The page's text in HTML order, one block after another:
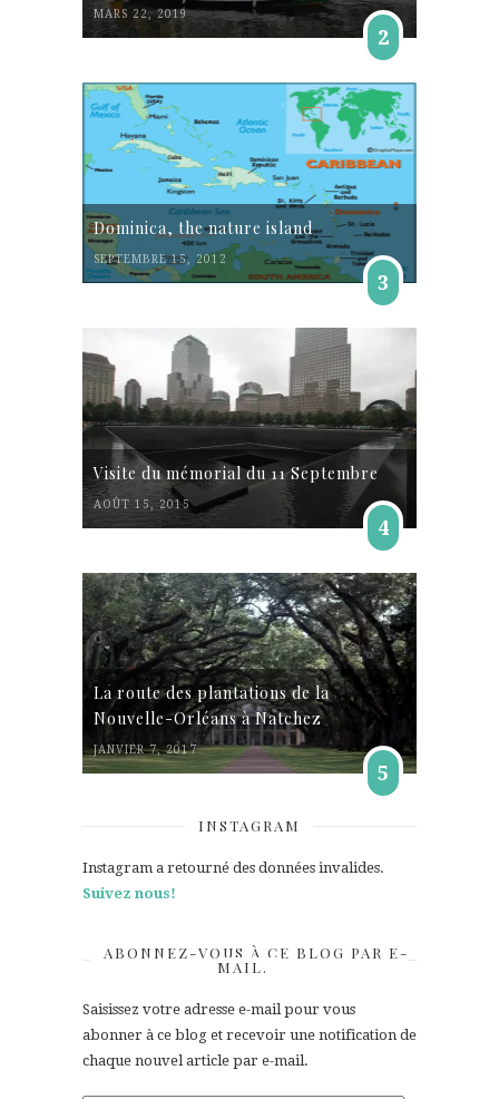
MARS 22, 2019
2
Dominica, the nature island
SEPTEMBRE 15, 2012
3
Visite du mémorial du 11 Septembre
AOÛT 15, 2015
4
La route des plantations de la
Nouvelle-Orléans à Natchez
JANVIER 7, 2017
5
INSTAGRAM
Instagram a retourné des données invalides.
Suivez nous!
ABONNEZ-VOUS À CE BLOG PAR E-
MAIL.
Saisissez votre adresse e-mail pour vous
abonner à ce blog et recevoir une notification de
chaque nouvel article par e-mail.